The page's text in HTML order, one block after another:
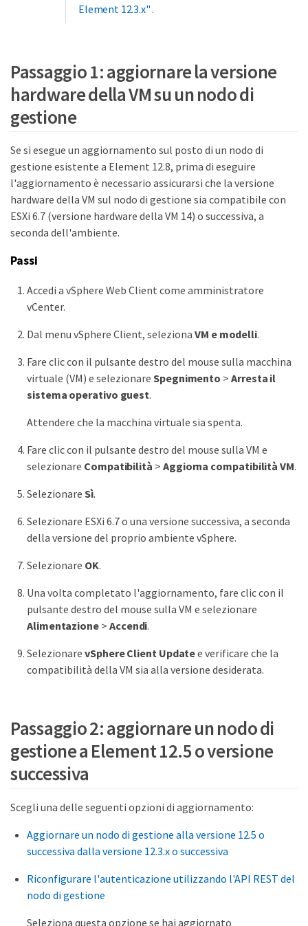
Element 12.3.x".
Passaggio 1: aggiornare la versione
hardware della VM su un nodo di
gestione
Se si esegue un aggiornamento sul posto di un nodo di
gestione esistente a Element 12.8, prima di eseguire
l'aggiornamento è necessario assicurarsi che la versione
hardware della VM sul nodo di gestione sia compatibile con
ESXi 6.7 (versione hardware della VM 14) o successiva, a
seconda dell'ambiente.
Passi
Accedi a vSphere Web Client come amministratore
vCenter.
Dal menu vSphere Client, seleziona VM e modelli.
Fare clic con il pulsante destro del mouse sulla macchina
virtuale (VM) e selezionare Spegnimento >Arresta il
sistema operativo guest.
Attendere che la macchina virtuale sia spenta.
Fare clic con il pulsante destro del mouse sulla VM e
selezionare Compatibilità > Aggiorna compatibilità VM.
Selezionare Sì.
Selezionare ESXi 6.7 o una versione successiva, a seconda
della versione del proprio ambiente vSphere.
Selezionare OK.
Una volta completato l'aggiornamento, fare clic con il
pulsante destro del mouse sulla VM e selezionare
Alimentazione> Accendi.
Selezionare vSphere Client Updatee verificare che la
compatibilità della VM sia alla versione desiderata.
Passaggio 2: aggiornare un nodo di
gestione a Element 12.5 o versione
successiva
Scegli una delle seguenti opzioni di aggiornamento:
Aggiornare un nodo di gestione alla versione 12.5 o
successiva dalla versione 12.3.x o successiva
Riconfigurare l'autenticazione utilizzando l'API REST del
nodo di gestione
Seleziona questa opzione se hai aggiornato